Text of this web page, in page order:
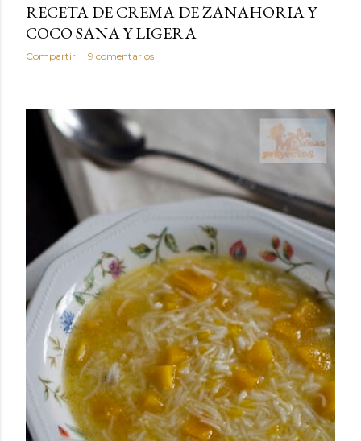
RECETA DE CREMA DE ZANAHORIA Y
COCO SANA Y LIGERA
Compartir 9 comentarios